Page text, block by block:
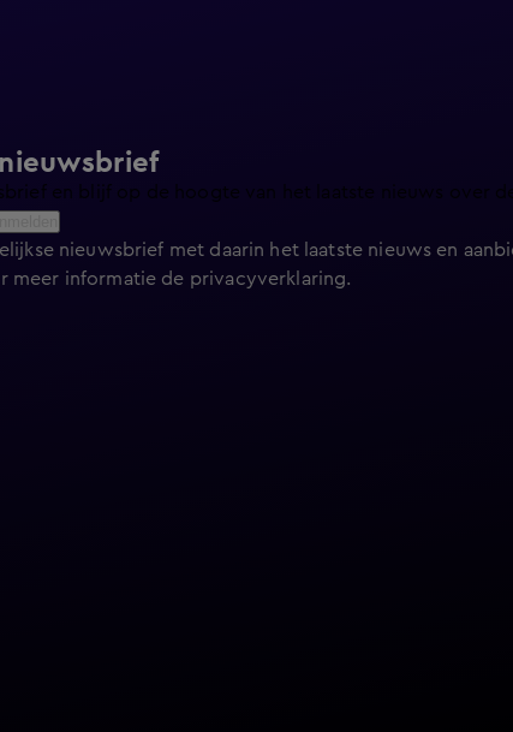
en blijf op de hoogte van het laatste nieuws over de
nieuwsbrief met daarin het laatste nieuws en
meer informatie de privacyverklaring.